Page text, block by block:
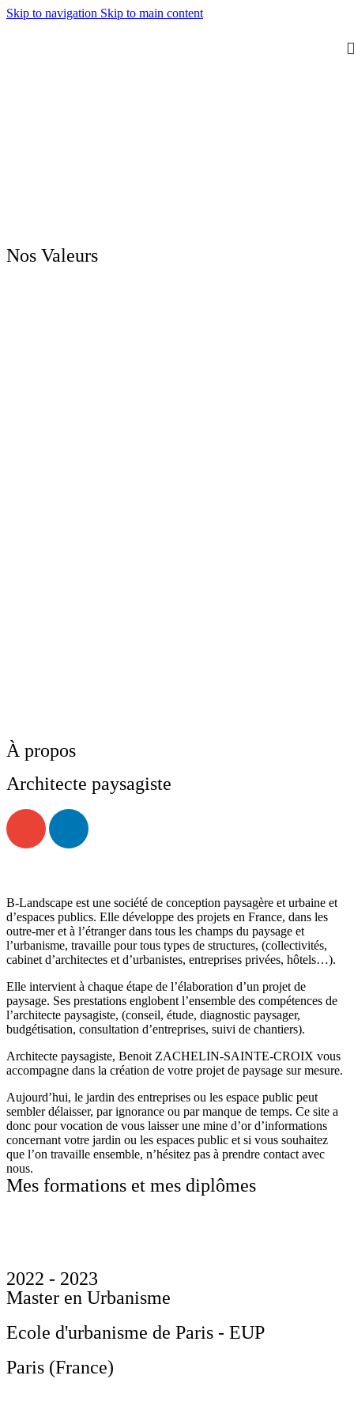
Skip to navigation Skip to main content
Nos Valeurs
À propos
Architecte paysagiste
B-Landscape est une société de conception paysagère et urbaine et
d’espaces publics. Elle développe des projets en France, dans les
outre-mer et à l’étranger dans tous les champs du paysage et
l’urbanisme, travaille pour tous types de structures, (collectivités,
cabinet d’architectes et d’urbanistes, entreprises privées, hôtels…).
Elle intervient à chaque étape de l’élaboration d’un projet de
paysage. Ses prestations englobent l’ensemble des compétences de
l’architecte paysagiste, (conseil, étude, diagnostic paysager,
budgétisation, consultation d’entreprises, suivi de chantiers).
Architecte paysagiste, Benoit ZACHELIN-SAINTE-CROIX vous
accompagne dans la création de votre projet de paysage sur mesure.
Aujourd’hui, le jardin des entreprises ou les espace public peut
sembler délaisser, par ignorance ou par manque de temps. Ce site a
donc pour vocation de vous laisser une mine d’or d’informations
concernant votre jardin ou les espaces public et si vous souhaitez
que l’on travaille ensemble, n’hésitez pas à prendre contact avec
nous.
Mes formations et mes diplômes
2022 - 2023
Master en Urbanisme
Ecole d'urbanisme de Paris - EUP
Paris (France)